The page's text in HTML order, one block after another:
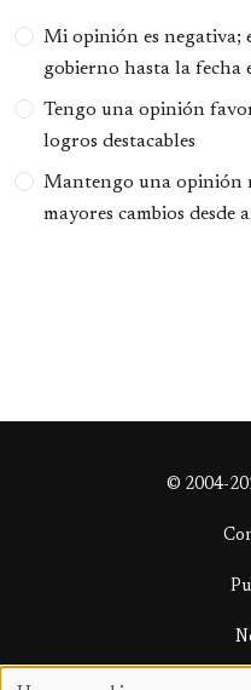
Opciones
Mi opinión es negativa;
gobierno hasta la fecha
Tengo una opinión
logros destacables
Mantengo una opinión
mayores cambios
© 2004-